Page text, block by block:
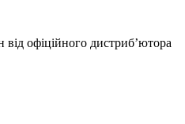
від офіційного дистриб’ютора